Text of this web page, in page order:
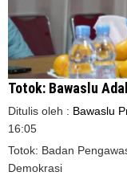
Totok: Bawaslu
Ditulis oleh : Bawaslu
16:05
Totok: Badan
Demokrasi